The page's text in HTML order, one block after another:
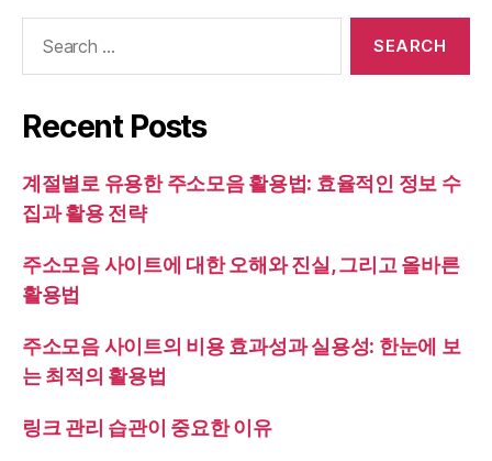
Recent Posts
계절별로 유용한 주소모음 활용법: 효율적인 정보 수
집과 활용 전략
주소모음 사이트에 대한 오해와 진실, 그리고 올바른
활용법
주소모음 사이트의 비용 효과성과 실용성: 한눈에 보
는 최적의 활용법
링크 관리 습관이 중요한 이유